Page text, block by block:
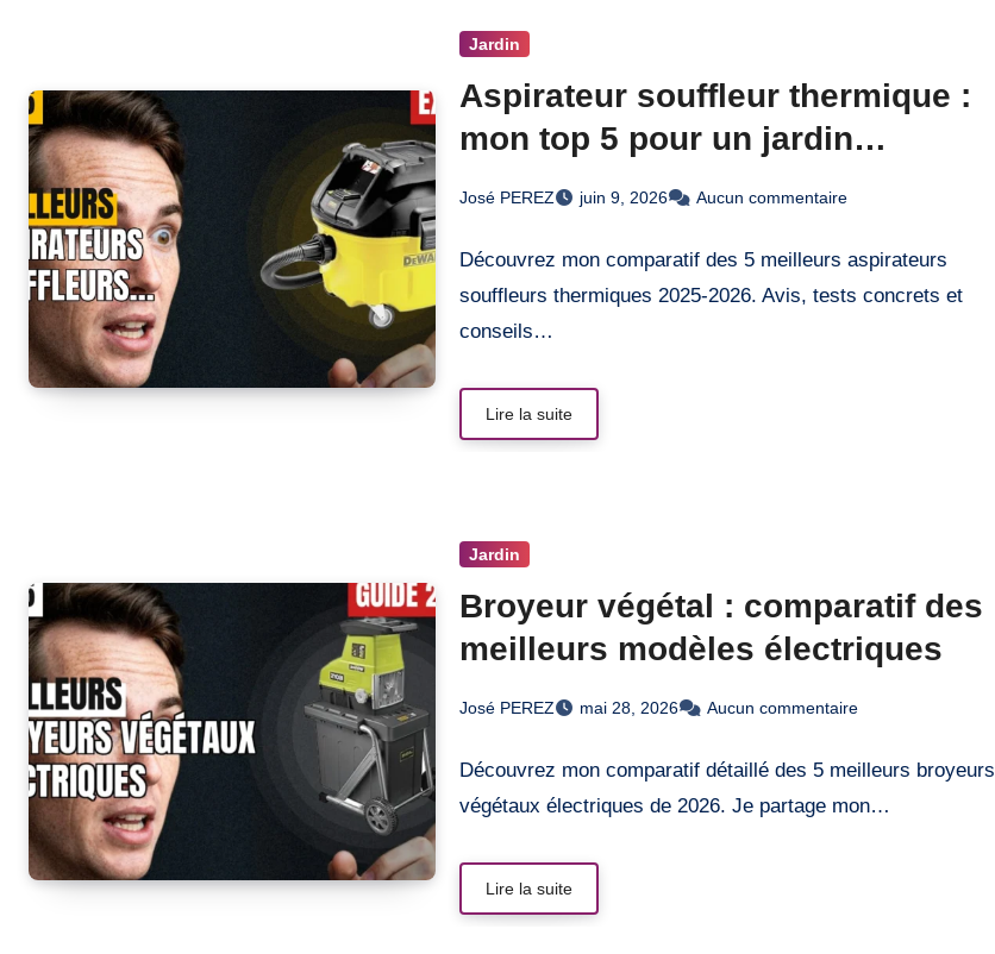
Jardin
Aspirateur souffleur thermique :
mon top 5 pour un jardin
impeccable
José PEREZ juin 9, 2026 Aucun commentaire
Découvrez mon comparatif des 5 meilleurs aspirateurs
souffleurs thermiques 2025-2026. Avis, tests concrets et
conseils…
Lire la suite
Jardin
Broyeur végétal : comparatif des
meilleurs modèles électriques
José PEREZ mai 28, 2026 Aucun commentaire
Découvrez mon comparatif détaillé des 5 meilleurs broyeurs
végétaux électriques de 2026. Je partage mon…
Lire la suite